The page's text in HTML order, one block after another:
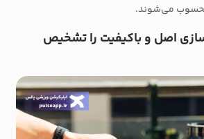
می‌شوند.
اصل و باکیفیت را تشخیص